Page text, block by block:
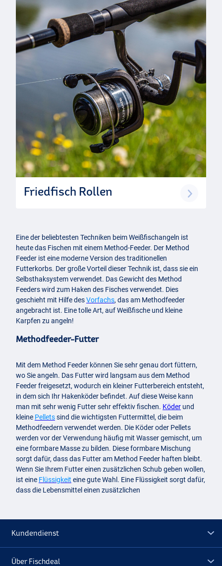
Friedfisch Rollen
Eine der beliebtesten Techniken beim Weißfischangeln ist
heute das Fischen mit einem Method-Feeder. Der Method
Feeder ist eine moderne Version des traditionellen
Futterkorbs. Der große Vorteil dieser Technik ist, dass sie ein
Selbsthaksystem verwendet. Das Gewicht des Method
Feeders wird zum Haken des Fisches verwendet. Dies
geschieht mit Hilfe desVorfachs, das am Methodfeeder
angebracht ist. Eine tolle Art, auf Weißfische und kleine
Karpfen zu angeln!
Methodfeeder-Futter
Mit dem Method Feeder können Sie sehr genau dort füttern,
wo Sie angeln. Das Futter wird langsam aus dem Method
Feeder freigesetzt, wodurch ein kleiner Futterbereich entsteht,
in dem sich Ihr Hakenköder befindet. Auf diese Weise kann
man mit sehr wenig Futter sehr effektiv fischen. Köder und
kleine Pelletssind die wichtigsten Futtermittel, die beim
Methodfeedern verwendet werden. Die Köder oder Pellets
werden vor der Verwendung häufig mit Wasser gemischt, um
eine formbare Masse zu bilden. Diese formbare Mischung
sorgt dafür, dass das Futter am Method Feeder haften bleibt.
Wenn Sie Ihrem Futter einen zusätzlichen Schub geben wollen,
ist eine Flüssigkeit eine gute Wahl. Eine Flüssigkeit sorgt dafür,
dass die Lebensmittel einen zusätzlichen
Kundendienst
Über Fischdeal